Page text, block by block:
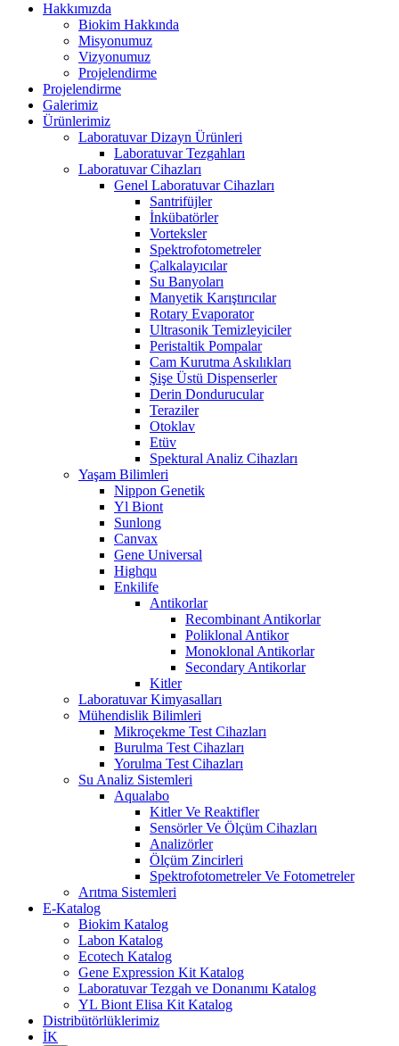
Hakkımızda
Biokim Hakkında
Misyonumuz
Vizyonumuz
Projelendirme
Projelendirme
Galerimiz
Ürünlerimiz
Laboratuvar Dizayn Ürünleri
Laboratuvar Tezgahları
Laboratuvar Cihazları
Genel Laboratuvar Cihazları
Santrifüjler
İnkübatörler
Vorteksler
Spektrofotometreler
Çalkalayıcılar
Su Banyoları
Manyetik Karıştırıcılar
Rotary Evaporator
Ultrasonik Temizleyiciler
Peristaltik Pompalar
Cam Kurutma Askılıkları
Şişe Üstü Dispenserler
Derin Dondurucular
Teraziler
Otoklav
Etüv
Spektural Analiz Cihazları
Yaşam Bilimleri
Nippon Genetik
Yl Biont
Sunlong
Canvax
Gene Universal
Highqu
Enkilife
Antikorlar
Recombinant Antikorlar
Poliklonal Antikor
Monoklonal Antikorlar
Secondary Antikorlar
Kitler
Laboratuvar Kimyasalları
Mühendislik Bilimleri
Mikroçekme Test Cihazları
Burulma Test Cihazları
Yorulma Test Cihazları
Su Analiz Sistemleri
Aqualabo
Kitler Ve Reaktifler
Sensörler Ve Ölçüm Cihazları
Analizörler
Ölçüm Zincirleri
Spektrofotometreler Ve Fotometreler
Arıtma Sistemleri
E-Katalog
Biokim Katalog
Labon Katalog
Ecotech Katalog
Gene Expression Kit Katalog
Laboratuvar Tezgah ve Donanımı Katalog
YL Biont Elisa Kit Katalog
Distribütörlüklerimiz
İK